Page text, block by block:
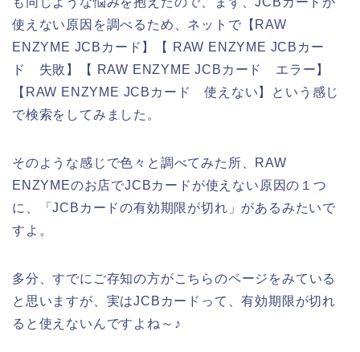
使えない原因を調べるため、ネットで【RAW
ENZYME JCBカード】【 RAW ENZYME JCBカー
ド 失敗】【 RAW ENZYME JCBカード エラー】
【RAW ENZYME JCBカード 使えない】という感じ
で検索をしてみました。
そのような感じで色々と調べてみた所、RAW
ENZYMEのお店でJCBカードが使えない原因の１つ
に、「JCBカードの有効期限が切れ」があるみたいで
すよ。
多分、すでにご存知の方がこちらのページをみている
と思いますが、実はJCBカードって、有効期限が切れ
ると使えないんですよね～♪